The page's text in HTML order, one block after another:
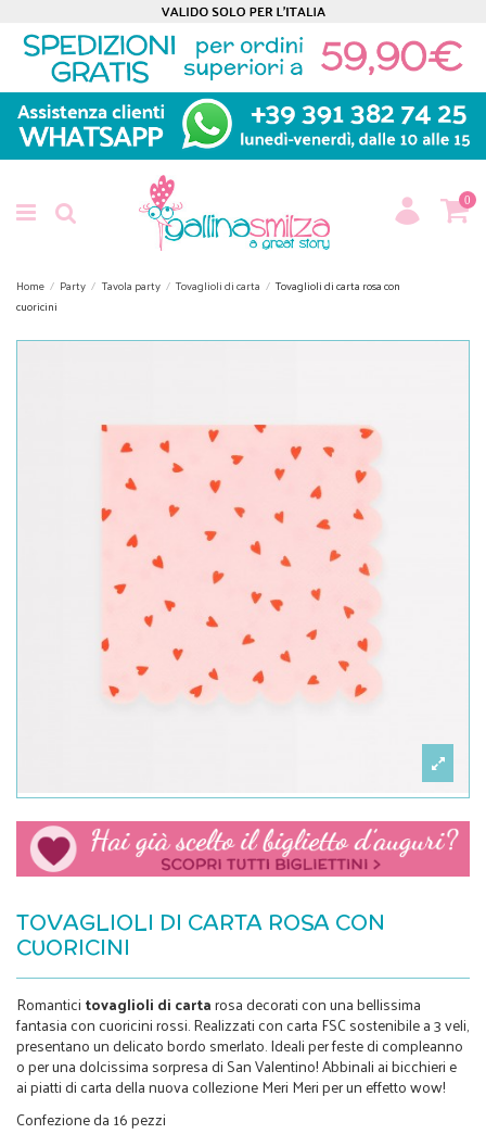
0
Home Party Tavola party Tovaglioli di carta
Tovaglioli di carta rosa con
cuoricini
TOVAGLIOLI DI CARTA ROSA CON
CUORICINI
Romantici tovaglioli di cartarosa decorati con una bellissima
fantasia con cuoricini rossi. Realizzati con carta FSC sostenibile a 3 veli,
presentano un delicato bordo smerlato. Ideali per feste di compleanno
o per una dolcissima sorpresa di San Valentino! Abbinali ai bicchieri e
ai piatti di carta della nuova collezione Meri Meri per un effetto wow!
Confezione da 16 pezzi